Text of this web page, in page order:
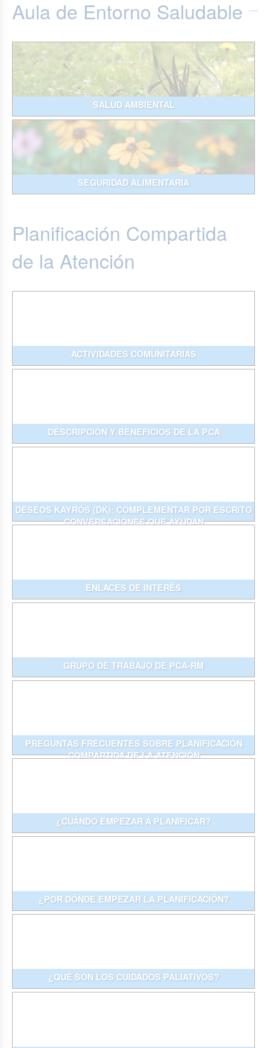
Aula de Entorno Saludable
SALUD AMBIENTAL
SEGURIDAD ALIMENTARIA
Planificación Compartida
de la Atención
ACTIVIDADES COMUNITARIAS
DESCRIPCIÓN Y BENEFICIOS DE LA PCA
DESEOS KAYRÓS (DK): COMPLEMENTAR POR ESCRITO
CONVERSACIONES QUE AYUDAN
ENLACES DE INTERÉS
GRUPO DE TRABAJO DE PCA-RM
PREGUNTAS FRECUENTES SOBRE PLANIFICACIÓN
COMPARTIDA DE LA ATENCIÓN
¿CUÁNDO EMPEZAR A PLANIFICAR?
¿POR DÓNDE EMPEZAR LA PLANIFICACIÓN?
¿QUÉ SON LOS CUIDADOS PALIATIVOS?